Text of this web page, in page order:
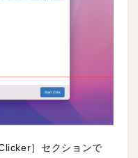
］セクションで